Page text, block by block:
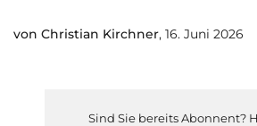
von Christian Kirchner, 16. Juni 2026
Sind Sie bereits Abonnent?